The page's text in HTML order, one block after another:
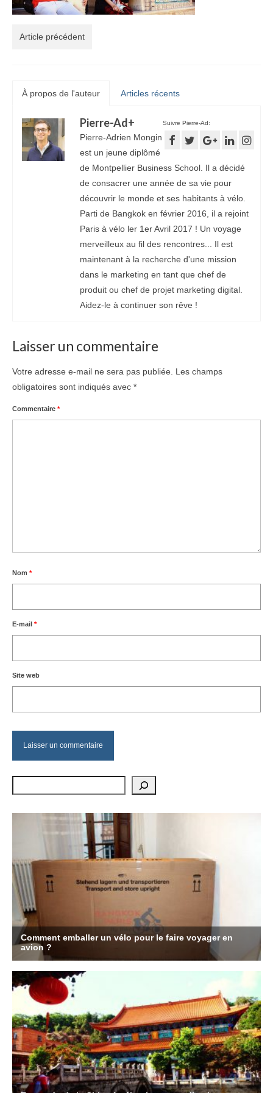
Article précédent
À propos de l'auteur Articles récents
Suivre Pierre-Ad:
Pierre-Ad+
Pierre-Adrien Mongin
est un jeune diplômé
de Montpellier Business School. Il a décidé
de consacrer une année de sa vie pour
découvrir le monde et ses habitants à vélo.
Parti de Bangkok en février 2016, il a rejoint
Paris à vélo ler 1er Avril 2017 ! Un voyage
merveilleux au fil des rencontres... Il est
maintenant à la recherche d'une mission
dans le marketing en tant que chef de
produit ou chef de projet marketing digital.
Aidez-le à continuer son rêve !
Laisser un commentaire
Votre adresse e-mail ne sera pas publiée.
Les champs
obligatoires sont indiqués avec *
Commentaire *
Nom *
E-mail *
Site web